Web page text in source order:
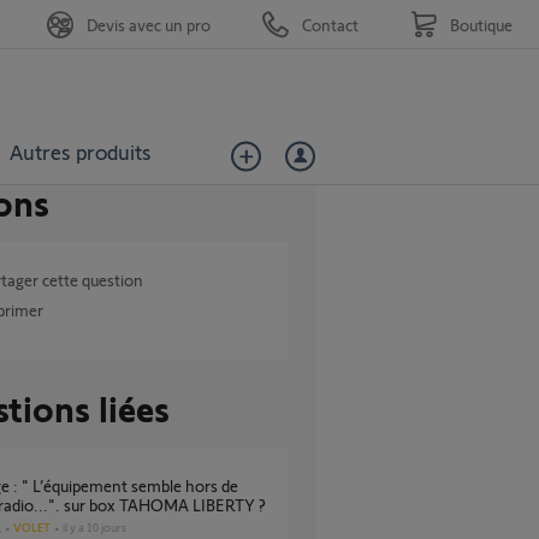
Autres produits
Devis avec un pro Contact Boutique
cette question
liées
sur box TAHOMA LIBERTY ?
VOLET il y a 10 jours